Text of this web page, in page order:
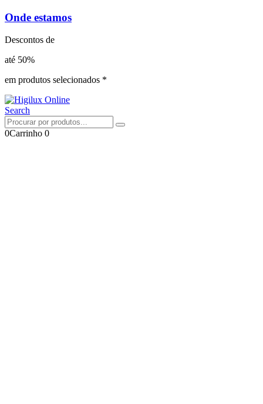
Onde estamos
Descontos de
até 50%
em produtos selecionados *
Search
0Carrinho 0